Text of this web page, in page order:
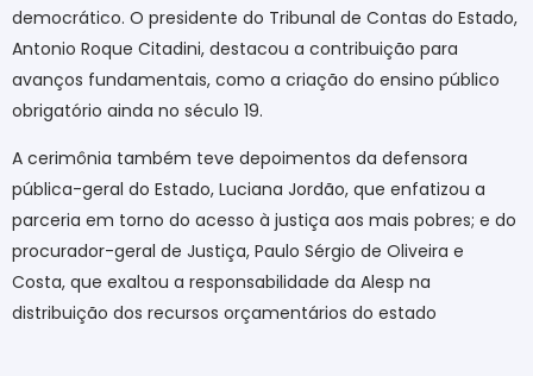
democrático. O presidente do Tribunal de Contas do Estado,
Antonio Roque Citadini, destacou a contribuição para
avanços fundamentais, como a criação do ensino público
obrigatório ainda no século 19.
A cerimônia também teve depoimentos da defensora
pública-geral do Estado, Luciana Jordão, que enfatizou a
parceria em torno do acesso à justiça aos mais pobres; e do
procurador-geral de Justiça, Paulo Sérgio de Oliveira e
Costa, que exaltou a responsabilidade da Alesp na
distribuição dos recursos orçamentários do estado